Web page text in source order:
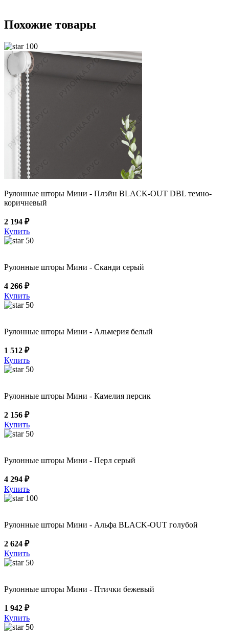
Похожие товары
100
Рулонные шторы Мини - Плэйн BLACK-OUT DBL темно-
коричневый
2 194 ₽
Купить
50
Рулонные шторы Мини - Сканди серый
4 266 ₽
Купить
50
Рулонные шторы Мини - Альмерия белый
1 512 ₽
Купить
50
Рулонные шторы Мини - Камелия персик
2 156 ₽
Купить
50
Рулонные шторы Мини - Перл серый
4 294 ₽
Купить
100
Рулонные шторы Мини - Альфа BLACK-OUT голубой
2 624 ₽
Купить
50
Рулонные шторы Мини - Птички бежевый
1 942 ₽
Купить
50